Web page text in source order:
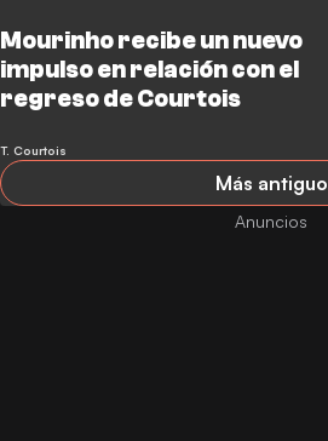
Mourinho recibe un nuevo
impulso en relación con el
regreso de Courtois
T. Courtois
Más antiguo